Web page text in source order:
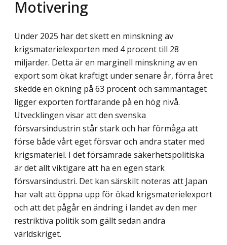
Motivering
Under 2025 har det skett en minskning av
krigsmaterielexporten med 4 procent till 28
miljarder. Detta är en marginell minskning av en
export som ökat kraftigt under senare år, förra året
skedde en ökning på 63 procent och sammantaget
ligger exporten fort­farande på en hög nivå.
Utvecklingen visar att den svenska
försvarsindustrin står stark och har förmåga att
förse både vårt eget försvar och andra stater med
krigsmateriel. I det försämrade säkerhetspolitiska
är det allt viktigare att ha en egen stark
försvarsindustri. Det kan särskilt noteras att Japan
har valt att öppna upp för ökad krigsmaterielexport
och att det pågår en ändring i landet av den mer
restriktiva politik som gällt sedan andra
världskriget.